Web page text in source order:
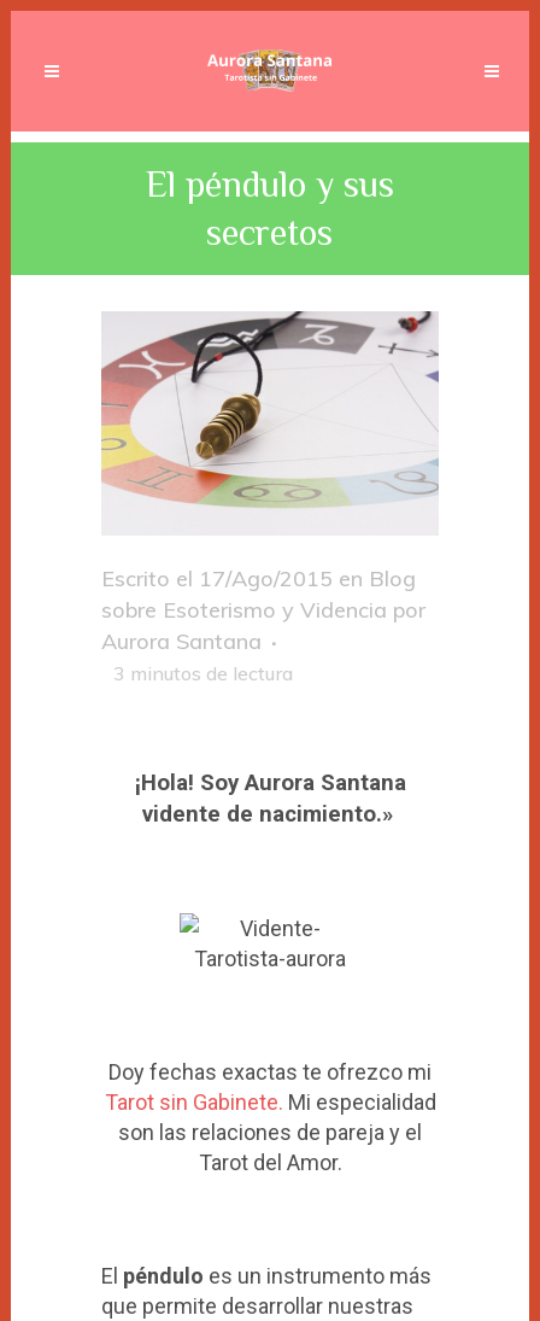
El péndulo y sus
secretos
Escrito el 17/Ago/2015 en Blog
sobre Esoterismo y Videncia por
Aurora Santana
3 minutos de lectura
¡Hola! Soy Aurora Santana
vidente de nacimiento.»
Doy fechas exactas te ofrezco mi
Tarot sin Gabinete. Mi especialidad
son las relaciones de pareja y el
Tarot del Amor.
El péndulo es un instrumento más
que permite desarrollar nuestras